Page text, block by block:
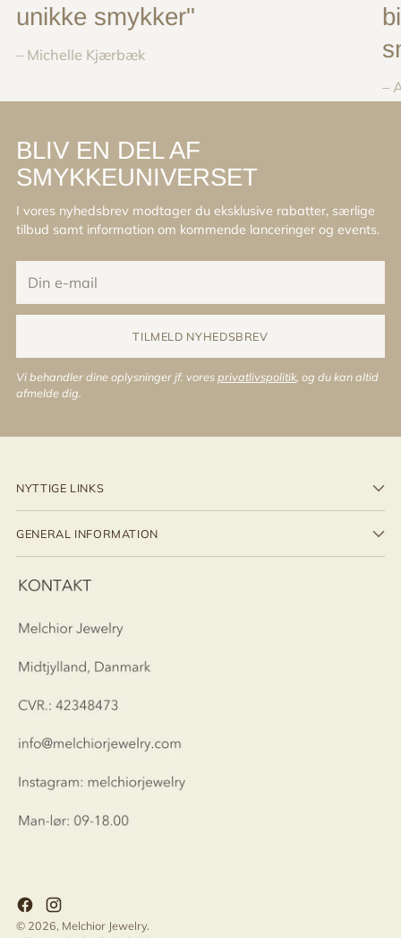
unikke smykker"
– Michelle Kjærbæk
–
BLIV EN DEL AF
SMYKKEUNIVERSET
I vores nyhedsbrev modtager du eksklusive rabatter, særlige
tilbud samt information om kommende lanceringer og events.
e-
mail
TILMELD NYHEDSBREV
Vi behandler dine oplysninger jf. voresprivatlivspolitik , og du kan altid
afmelde dig.
NYTTIGE LINKS
GENERAL INFORMATION
© 2026, Melchior Jewelry.